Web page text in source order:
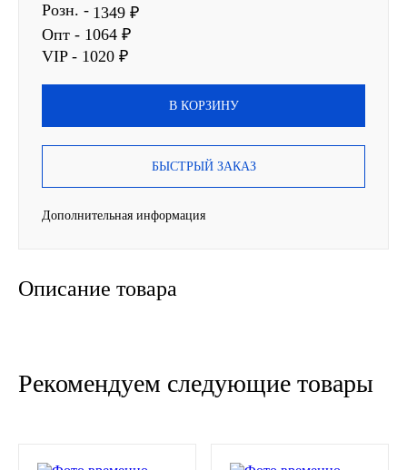
TOTAL
UNIX
ZIC
BP VISCO
MOZER
Розн. - 1349 ₽
Опт - 1064 ₽
VIP - 1020 ₽
В КОРЗИНУ
БЫСТРЫЙ ЗАКАЗ
Дополнительная информация
Описание товара
Рекомендуем следующие товары